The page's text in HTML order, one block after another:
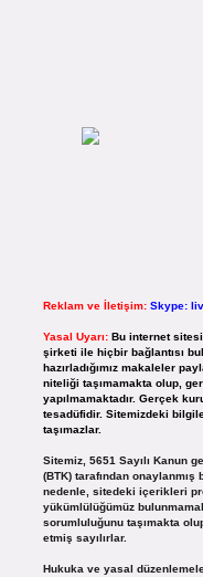
Reklam ve İletişim: Skype:
Yasal Uyarı: Bu internet
şirketi ile hiçbir bağlantısı
hazırladığımız makaleler
niteliği taşımamakta olup,
yapılmamaktadır. Gerçek
tesadüfidir. Sitemizdeki
taşımazlar.
Sitemiz, 5651 Sayılı Kanun
(BTK) tarafından
nedenle, sitedeki içerikleri
yükümlülüğümüz
sorumluluğunu taşımakta
etmiş sayılırlar.
Hukuka ve yasal